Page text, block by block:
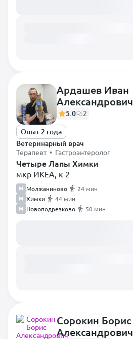
Ардашев Иван
Александрович
5.0
2
Опыт 2 года
Ветеринарный врач
Терапевт • Гастроэнтеролог
Четыре Лапы Химки
мкр ИКЕА, к 2
Молжаниново
24 мин
Химки
44 мин
Новоподрезково
50 мин
Сорокин Борис
Александрович